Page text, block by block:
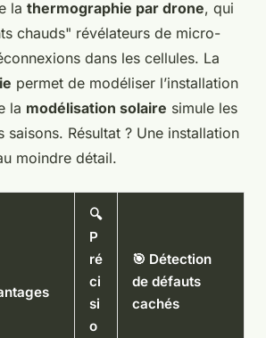
la thermographie par drone, qui
chauds" révélateurs de micro-
dans les cellules. La
permet de modéliser l’installation
la modélisation solaire simule les
saisons. Résultat ? Une installation
moindre détail.
🔍
P
ré
ci
si
o
🎯 Détection
de défauts
cachés